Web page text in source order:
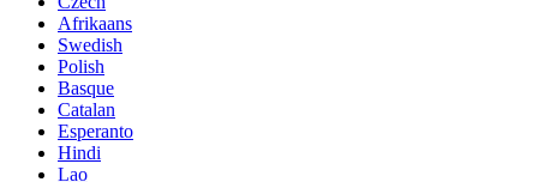
Afrikaans
Swedish
Polish
Basque
Catalan
Esperanto
Hindi
Lao